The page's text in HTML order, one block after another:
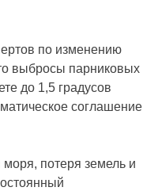
по изменению
выбросы парниковых
до 1,5 градусов
соглашение
потеря земель и